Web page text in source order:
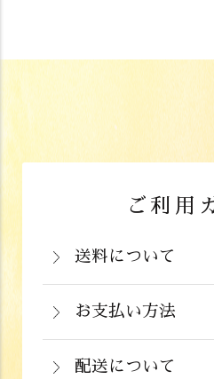
ご利用
送料について
岡山県：704円(税込)
関西・中国（岡山県
州：770円(税込)
関東・信越・北陸・
お支払い方法
お支払いは、カード
数料弊社負担）・銀
配送について